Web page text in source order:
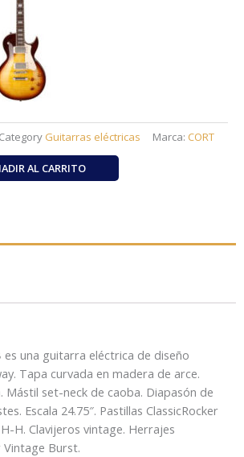
Category Guitarras eléctricas Marca: CORT
AL CARRITO
es una guitarra eléctrica de diseño
Tapa curvada en madera de arce.
Mástil set-neck de caoba. Diapasón de
Escala 24.75″. Pastillas ClassicRocker
H. Clavijeros vintage. Herrajes
Vintage Burst.